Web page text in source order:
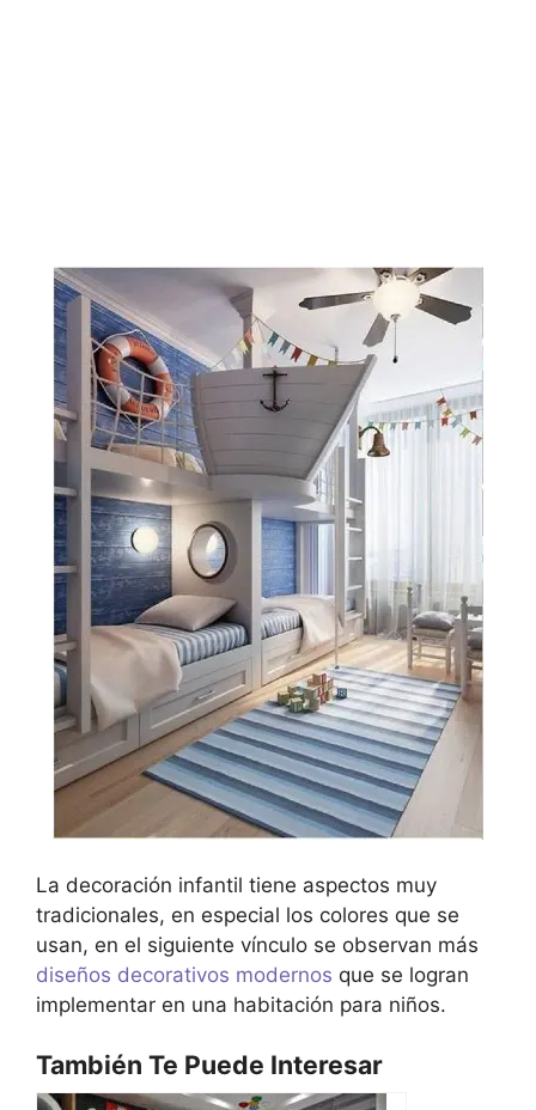
La decoración infantil tiene aspectos muy
tradicionales, en especial los colores que se
usan, en el siguiente vínculo se observan más
diseños decorativos modernos que se logran
implementar en una habitación para niños.
También Te Puede Interesar